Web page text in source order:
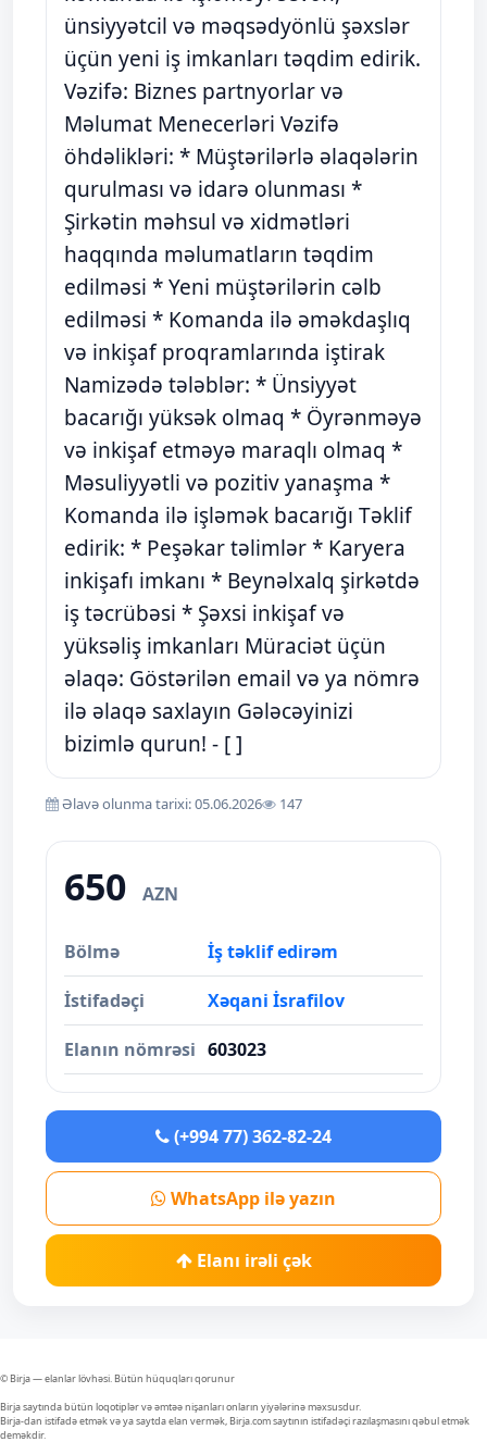
ünsiyyətcil və məqsədyönlü şəxslər
üçün yeni iş imkanları təqdim edirik.
Vəzifə: Biznes partnyorlar və
Məlumat Menecerləri Vəzifə
öhdəlikləri: * Müştərilərlə əlaqələrin
qurulması və idarə olunması *
Şirkətin məhsul və xidmətləri
haqqında məlumatların təqdim
edilməsi * Yeni müştərilərin cəlb
edilməsi * Komanda ilə əməkdaşlıq
və inkişaf proqramlarında iştirak
Namizədə tələblər: * Ünsiyyət
bacarığı yüksək olmaq * Öyrənməyə
və inkişaf etməyə maraqlı olmaq *
Məsuliyyətli və pozitiv yanaşma *
Komanda ilə işləmək bacarığı Təklif
edirik: * Peşəkar təlimlər * Karyera
inkişafı imkanı * Beynəlxalq şirkətdə
iş təcrübəsi * Şəxsi inkişaf və
yüksəliş imkanları Müraciət üçün
əlaqə: Göstərilən email və ya nömrə
ilə əlaqə saxlayın Gələcəyinizi
bizimlə qurun! - [ ]
Əlavə olunma tarixi: 05.06.2026 147
650 AZN
Bölmə İş təklif edirəm
İstifadəçi Xəqani İsrafilov
Elanın nömrəsi 603023
(+994 77) 362-82-24
WhatsApp ilə yazın
Elanı irəli çək
© Birja — elanlar lövhəsi. Bütün hüquqları qorunur
Birja saytında bütün loqotiplər və əmtəə nişanları onların yiyələrinə məxsusdur.
Birja-dan istifadə etmək və ya saytda elan vermək, Birja.com saytının istifadəçi razılaşmasını qəbul etmək
deməkdir.